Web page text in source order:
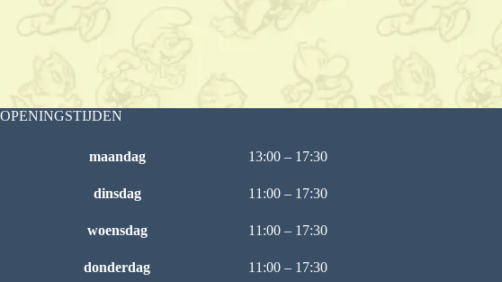
OPENINGSTIJDEN
maandag 13:00 – 17:30
dinsdag 11:00 – 17:30
woensdag 11:00 – 17:30
donderdag 11:00 – 17:30